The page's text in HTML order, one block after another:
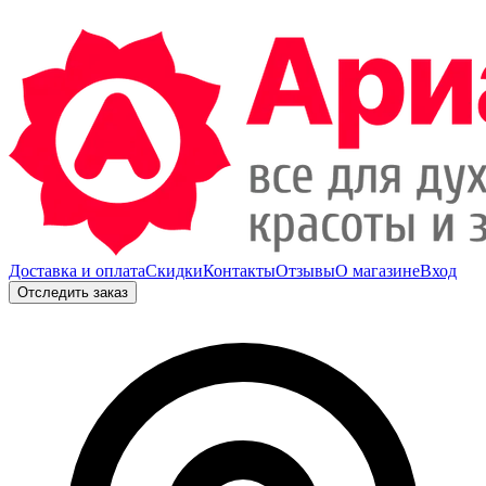
Доставка и оплатаСкидкиКонтактыОтзывыО магазинеВход
Отследить заказ